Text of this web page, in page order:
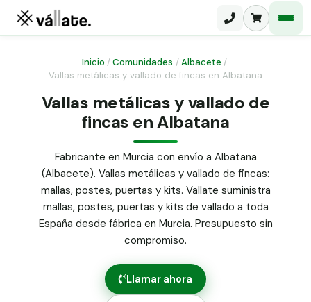
Malla ganadera
Malla simple torsión
Malla triple torsión
Panel malla H.
Puerta abatible dos hojas
Puerta acceso peatonal
Poste malla Hércules
Poste malla simple torsión
Alambre de espino galvanizado
Abrazadera PVC malla H.
Inicio /Comunidades / Albacete /
Vallas metálicas y vallado de fincas en Albatana
Vallas metálicas y vallado de
fincas en Albatana
Fabricante en Murcia con envío a Albatana
(Albacete). Vallas metálicas y vallado de fincas:
mallas, postes, puertas y kits. Vallate suministra
mallas, postes, puertas y kits de vallado a toda
España desde fábrica en Murcia. Presupuesto sin
compromiso.
Llamar ahora